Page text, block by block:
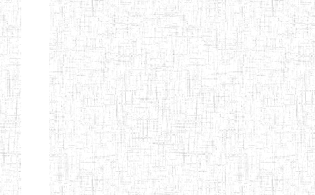
Etablissements
d'enseignement
secondaire
technique